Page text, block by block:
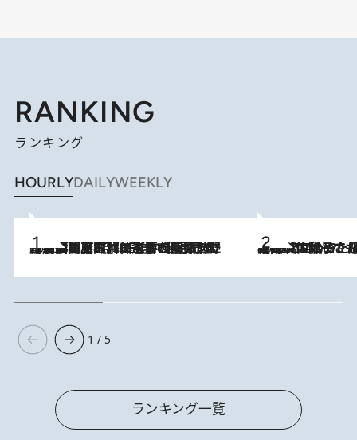
RANKING
ランキング
HOURLYDAILYWEEKLY
2026.8.8
「最後に見られてよかった」上野動物園の東園パンダ舎が解体前に特別公開。8月16日まで延長されたパネル展と共に辿る“半世紀”のパンダ飼育《解体工事の図面あり》 2026.8.5
【阿川佐和子さんの年とる力】なぜ70代で始めた趣味は“こんなに楽しい”のか？ ピアノ、俳句…スランプに陥っても続けられる“ある秘訣”とは
1 / 5
ランキング一覧